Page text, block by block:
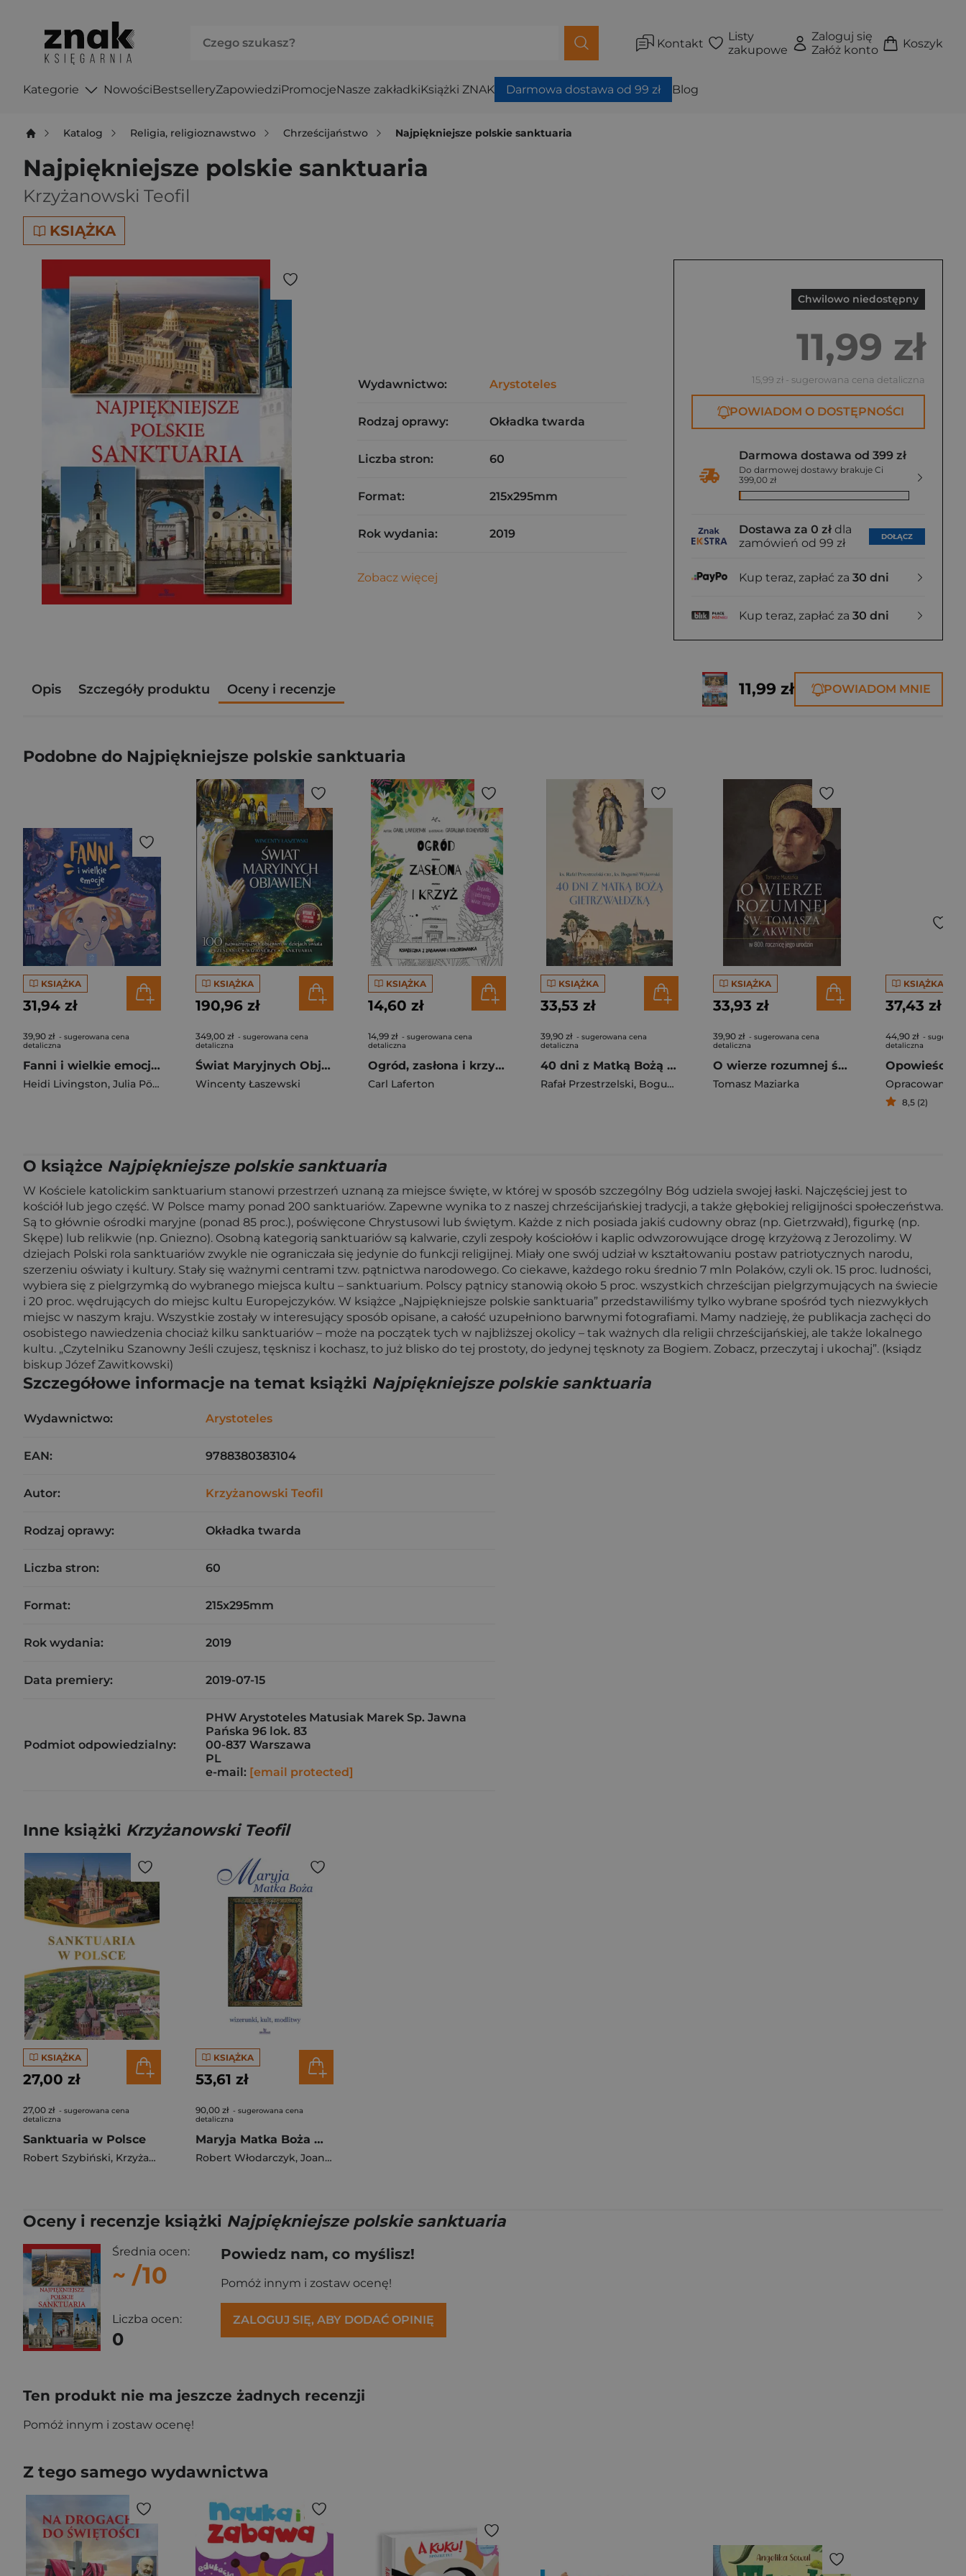
Kontakt
Listy
zakupowe
Zaloguj się
Załóż konto
Koszyk
Kategorie NowościBestselleryZapowiedziPromocjeNasze zakładkiKsiążki ZNAK Darmowa dostawa od 99 zł Blog
Katalog Religia, religioznawstwo Chrześcijaństwo Najpiękniejsze polskie sanktuaria
Najpiękniejsze polskie sanktuaria
Krzyżanowski Teofil
KSIĄŻKA
Chwilowo niedostępny
11,99 zł
15,99 zł - sugerowana cena detaliczna
POWIADOM O DOSTĘPNOŚCI
Darmowa dostawa od 399 zł
Do darmowej dostawy brakuje Ci
399,00 zł
Dostawa za 0 zł dla
zamówień od 99 zł
DOŁĄCZ
Kup teraz, zapłać za 30 dni
Kup teraz, zapłać za 30 dni
Wydawnictwo: Arystoteles
Rodzaj oprawy: Okładka twarda
Liczba stron: 60
Format: 215x295mm
Rok wydania: 2019
Zobacz więcej
Opis Szczegóły produktu Oceny i recenzje 11,99 zł POWIADOM MNIE
Podobne do Najpiękniejsze polskie sanktuaria
KSIĄŻKA
31,94 zł
39,90 zł - sugerowana cena
detaliczna
Fanni i wielkie emocje. Rozpoznawanie i nazywanie emocji – ćwiczenia wyd. 2026
Heidi Livingston, Julia Pöyhönen
KSIĄŻKA
190,96 zł
349,00 zł - sugerowana cena
detaliczna
Świat Maryjnych Objawień wyd. 2026
Wincenty Łaszewski
KSIĄŻKA
14,60 zł
14,99 zł - sugerowana cena
detaliczna
Ogród, zasłona i krzyż. Książeczka z zabawami i kolorowanka
Carl Laferton
KSIĄŻKA
33,53 zł
39,90 zł - sugerowana cena
detaliczna
40 dni z Matką Bożą Gietrzwałdzką
Rafał Przestrzelski, Bogumił Wykowski
KSIĄŻKA
33,93 zł
39,90 zł - sugerowana cena
detaliczna
O wierze rozumnej św. Tomasza z Akwinu w 800. rocznicę jego urodzin
Tomasz Maziarka
KSIĄŻKA
37,43 zł
44,90 zł -
detaliczna
Opracowanie
8,5 (2)
O książce Najpiękniejsze polskie sanktuaria
W Kościele katolickim sanktuarium stanowi przestrzeń uznaną za miejsce święte, w której w sposób szczególny Bóg udziela swojej łaski. Najczęściej jest to
kościół lub jego część. W Polsce mamy ponad 200 sanktuariów. Zapewne wynika to z naszej chrześcijańskiej tradycji, a także głębokiej religijności społeczeństwa.
Są to głównie ośrodki maryjne (ponad 85 proc.), poświęcone Chrystusowi lub świętym. Każde z nich posiada jakiś cudowny obraz (np. Gietrzwałd), figurkę (np.
Skępe) lub relikwie (np. Gniezno). Osobną kategorią sanktuariów są kalwarie, czyli zespoły kościołów i kaplic odwzorowujące drogę krzyżową z Jerozolimy. W
dziejach Polski rola sanktuariów zwykle nie ograniczała się jedynie do funkcji religijnej. Miały one swój udział w kształtowaniu postaw patriotycznych narodu,
szerzeniu oświaty i kultury. Stały się ważnymi centrami tzw. pątnictwa narodowego. Co ciekawe, każdego roku średnio 7 mln Polaków, czyli ok. 15 proc. ludności,
wybiera się z pielgrzymką do wybranego miejsca kultu – sanktuarium. Polscy pątnicy stanowią około 5 proc. wszystkich chrześcijan pielgrzymujących na świecie
i 20 proc. wędrujących do miejsc kultu Europejczyków. W książce „Najpiękniejsze polskie sanktuaria” przedstawiliśmy tylko wybrane spośród tych niezwykłych
miejsc w naszym kraju. Wszystkie zostały w interesujący sposób opisane, a całość uzupełniono barwnymi fotografiami. Mamy nadzieję, że publikacja zachęci do
osobistego nawiedzenia chociaż kilku sanktuariów – może na początek tych w najbliższej okolicy – tak ważnych dla religii chrześcijańskiej, ale także lokalnego
kultu. „Czytelniku Szanowny Jeśli czujesz, tęsknisz i kochasz, to już blisko do tej prostoty, do jedynej tęsknoty za Bogiem. Zobacz, przeczytaj i ukochaj”. (ksiądz
biskup Józef Zawitkowski)
Szczegółowe informacje na temat książki Najpiękniejsze polskie sanktuaria
Wydawnictwo: Arystoteles
EAN: 9788380383104
Autor: Krzyżanowski Teofil
Rodzaj oprawy: Okładka twarda
Liczba stron: 60
Format: 215x295mm
Rok wydania: 2019
Data premiery: 2019-07-15
Podmiot odpowiedzialny:
PHW Arystoteles Matusiak Marek Sp. Jawna
Pańska 96 lok. 83
00-837 Warszawa
PL
e-mail: [email protected]
Inne książki Krzyżanowski Teofil
KSIĄŻKA
27,00 zł
27,00 zł - sugerowana cena
detaliczna
Sanktuaria w Polsce
Robert Szybiński, Krzyżanowski Teofil
KSIĄŻKA
53,61 zł
90,00 zł - sugerowana cena
detaliczna
Maryja Matka Boża wizerunki, kult, modlitwy
Robert Włodarczyk, Joanna Włodarczyk
Oceny i recenzje książki Najpiękniejsze polskie sanktuaria
Średnia ocen:
~ /10
Liczba ocen:
0
Powiedz nam, co myślisz!
Pomóż innym i zostaw ocenę!
ZALOGUJ SIĘ, ABY DODAĆ OPINIĘ
Ten produkt nie ma jeszcze żadnych recenzji
Pomóż innym i zostaw ocenę!
Z tego samego wydawnictwa